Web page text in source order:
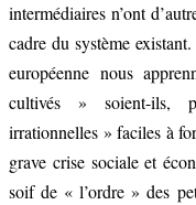
intermédiaires n’ont
cadre du système
européenne nous
cultivés » soient-ils,
irrationnelles » faciles à
grave crise sociale et
soif de « l’ordre » des